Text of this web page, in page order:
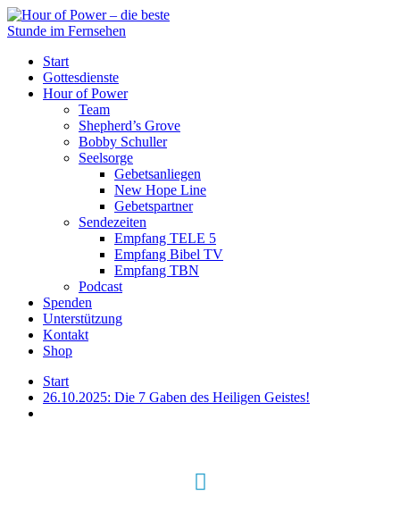
Start
Gottesdienste
Hour of Power
Team
Shepherd’s Grove
Bobby Schuller
Seelsorge
Gebetsanliegen
New Hope Line
Gebetspartner
Sendezeiten
Empfang TELE 5
Empfang Bibel TV
Empfang TBN
Podcast
Spenden
Unterstützung
Kontakt
Shop
Start
26.10.2025: Die 7 Gaben des Heiligen Geistes!